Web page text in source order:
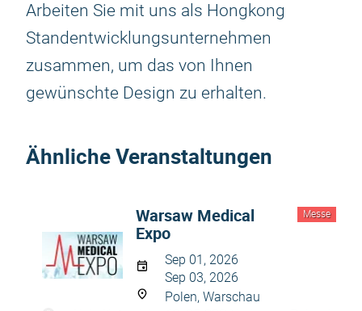
Arbeiten Sie mit uns als Hongkong
Standentwicklungsunternehmen
zusammen, um das von Ihnen
gewünschte Design zu erhalten.
Ähnliche Veranstaltungen
Messe
Warsaw Medical
Expo
Sep 01, 2026
Sep 03, 2026
Polen, Warschau